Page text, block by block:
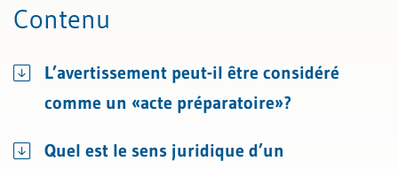
Contenu
L’avertissement peut-il être considéré
comme un «acte préparatoire»?
Quel est le sens juridique d’un